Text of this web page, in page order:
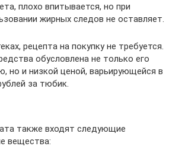
плохо впитывается, но при
жирных следов не оставляет.
рецепта на покупку не требуется.
обусловлена не только его
но и низкой ценой, варьирующейся в
за тюбик.
также входят следующие
вещества: